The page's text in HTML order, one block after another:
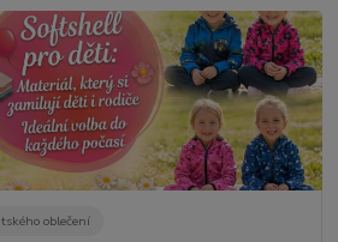
oblečení